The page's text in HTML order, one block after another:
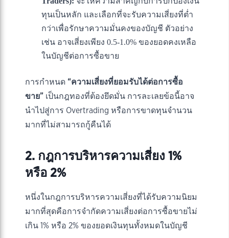
ทุนเป็นหลัก และเลือกที่จะรับความเสี่ยงที่ต่ำ
กว่าเพื่อรักษาความมั่นคงของบัญชี ตัวอย่าง
เช่น อาจเสี่ยงเพียง 0.5-1.0% ของยอดคงเหลือ
ในบัญชีต่อการซื้อขาย
การกำหนด “ความเสี่ยงที่ยอมรับได้ต่อการซื้อ
ขาย” เป็นกฎทองที่ต้องยึดมั่น การละเลยข้อนี้อาจ
นำไปสู่การ Overtrading หรือการขาดทุนจำนวน
มากที่ไม่สามารถกู้คืนได้
2. กฎการบริหารความเสี่ยง 1%
หรือ 2%
หนึ่งในกฎการบริหารความเสี่ยงที่ได้รับความนิยม
มากที่สุดคือการจำกัดความเสี่ยงต่อการซื้อขายไม่
เกิน 1% หรือ 2% ของยอดเงินทุนทั้งหมดในบัญชี